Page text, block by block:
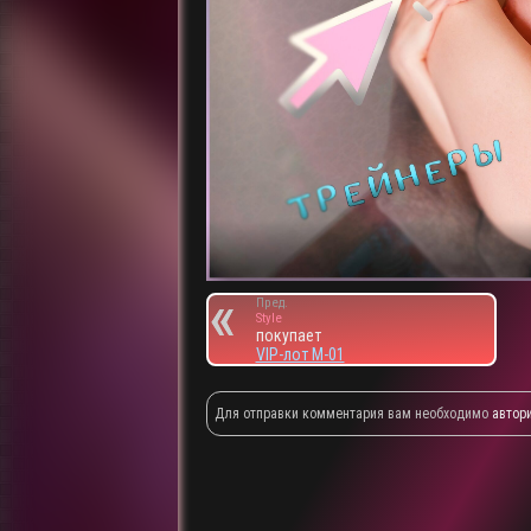
Пред.
Style
покупает
VIP-лот M-01
Для отправки комментария вам необходимо